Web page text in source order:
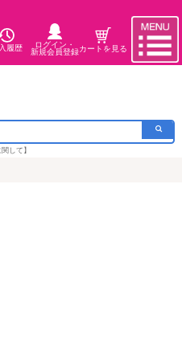
履歴
ログイン・
新規会員登録カートを見る
関して】